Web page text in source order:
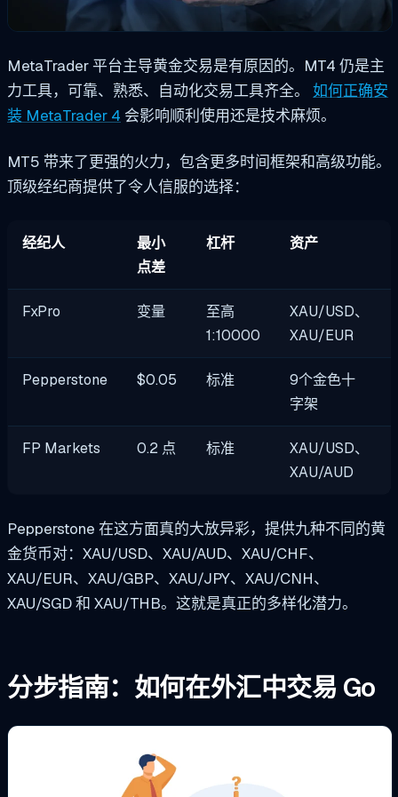
MetaTrader 平台主导黄金交易是有原因的。MT4 仍是主
力工具，可靠、熟悉、自动化交易工具齐全。 如何正确安
装 MetaTrader 4 会影响顺利使用还是技术麻烦。
MT5 带来了更强的火力，包含更多时间框架和高级功能。
顶级经纪商提供了令人信服的选择：
经纪人
最小
点差
杠杆 资产
FxPro 变量
至高
1:10000
XAU/USD、
XAU/EUR
Pepperstone $0.05 标准
9个金色十
字架
FP Markets 0.2 点 标准
XAU/USD、
XAU/AUD
Pepperstone 在这方面真的大放异彩，提供九种不同的黄
金货币对：XAU/USD、XAU/AUD、XAU/CHF、
XAU/EUR、XAU/GBP、XAU/JPY、XAU/CNH、
XAU/SGD 和 XAU/THB。这就是真正的多样化潜力。
分步指南：如何在外汇中交易 Go